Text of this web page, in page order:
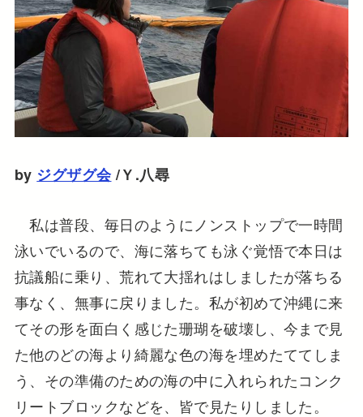
by ジグザグ会/Ｙ.八尋
私は普段、毎日のようにノンストップで一時間
泳いでいるので、海に落ちても泳ぐ覚悟で本日は
抗議船に乗り、荒れて大揺れはしましたが落ちる
事なく、無事に戻りました。私が初めて沖縄に来
てその形を面白く感じた珊瑚を破壊し、今まで見
た他のどの海より綺麗な色の海を埋めたててしま
う、その準備のための海の中に入れられたコンク
リートブロックなどを、皆で見たりしました。